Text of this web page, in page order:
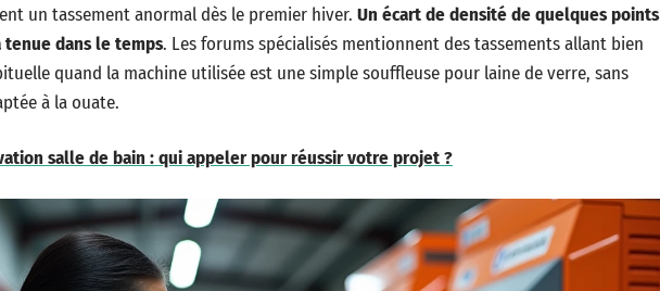
un tassement anormal dès le premier hiver. Un écart de densité de quelques points
dans le temps. Les forums spécialisés mentionnent des tassements allant bien
quand la machine utilisée est une simple souffleuse pour laine de verre, sans
à la ouate.
salle de bain : qui appeler pour réussir votre projet ?